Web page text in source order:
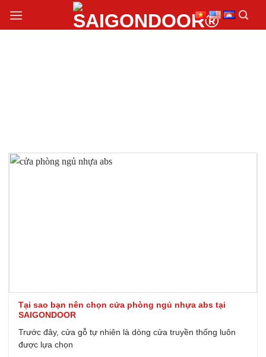
đến
Tại sao bạn nên chọn cửa phòng ngủ nhựa abs tại
SAIGONDOOR
Trước đây, cửa gỗ tự nhiên là dòng cửa truyền thống luôn
được lựa chọn